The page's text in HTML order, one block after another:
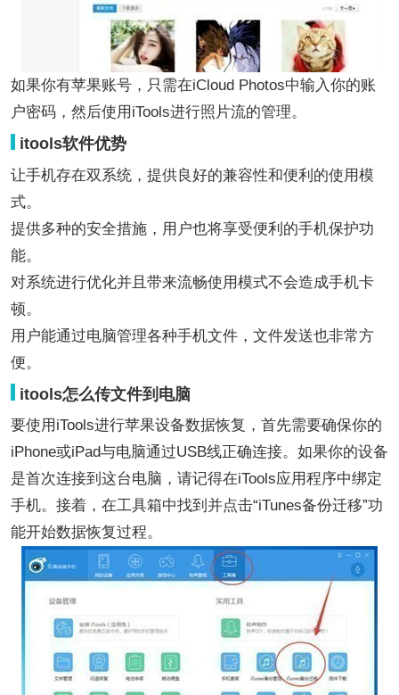
如果你有苹果账号，只需在iCloud Photos中输入你的账
户密码，然后使用iTools进行照片流的管理。
itools软件优势
让手机存在双系统，提供良好的兼容性和便利的使用模
式。
提供多种的安全措施，用户也将享受便利的手机保护功
能。
对系统进行优化并且带来流畅使用模式不会造成手机卡
顿。
用户能通过电脑管理各种手机文件，文件发送也非常方
便。
itools怎么传文件到电脑
要使用iTools进行苹果设备数据恢复，首先需要确保你的
iPhone或iPad与电脑通过USB线正确连接。如果你的设备
是首次连接到这台电脑，请记得在iTools应用程序中绑定
手机。接着，在工具箱中找到并点击“iTunes备份迁移”功
能开始数据恢复过程。